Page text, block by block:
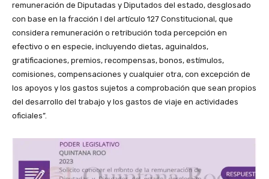
remuneración de Diputadas y Diputados del estado, desglosado
con base en la fracción I del artículo 127 Constitucional, que
considera remuneración o retribución toda percepción en
efectivo o en especie, incluyendo dietas, aguinaldos,
gratificaciones, premios, recompensas, bonos, estímulos,
comisiones, compensaciones y cualquier otra, con excepción de
los apoyos y los gastos sujetos a comprobación que sean propios
del desarrollo del trabajo y los gastos de viaje en actividades
oficiales”.